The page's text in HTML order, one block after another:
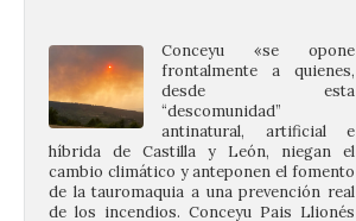
antinatural, artificial e
híbrida de Castilla y León, niegan el
cambio climático y anteponen el fomento
de la tauromaquia a una prevención real
de los incendios. Conceyu Pais Llionés
vuelve a […]